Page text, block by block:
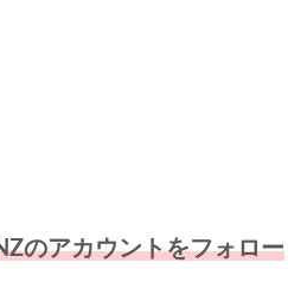
のアカウントをフォロー